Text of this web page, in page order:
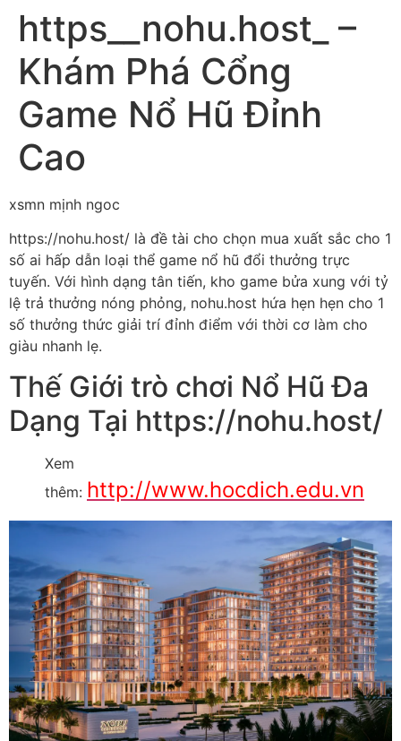
https__nohu.host_ –
Khám Phá Cổng
Game Nổ Hũ Đỉnh
Cao
xsmn mịnh ngoc
https://nohu.host/ là đề tài cho chọn mua xuất sắc cho 1
số ai hấp dẫn loại thể game nổ hũ đổi thưởng trực
tuyến. Với hình dạng tân tiến, kho game bửa xung với tỷ
lệ trả thưởng nóng phỏng, nohu.host hứa hẹn hẹn cho 1
số thưởng thức giải trí đỉnh điểm với thời cơ làm cho
giàu nhanh lẹ.
Thế Giới trò chơi Nổ Hũ Đa
Dạng Tại https://nohu.host/
Xem
thêm: http://www.hocdich.edu.vn